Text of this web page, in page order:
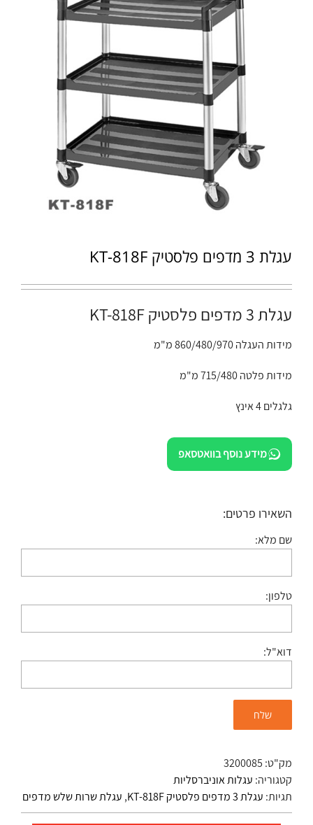
עגלת 3 מדפים פלסטיק KT-818F
עגלת 3 מדפים פלסטיק KT-818F
מידות העגלה 860/480/970 מ"מ
מידות פלטה 715/480 מ"מ
גלגלים 4 אינץ
מידע נוסף בוואטסאפ
השאירו פרטים:
שם מלא:
טלפון:
דוא"ל:
מק"ט: 3200085
קטגוריה: עגלות אוניברסליות
תגיות: עגלת 3 מדפים פלסטיק KT-818F , עגלת שרות שלש מדפים